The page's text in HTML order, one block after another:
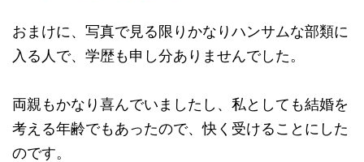
おまけに、写真で見る限りかなりハンサムな部類に
入る人で、学歴も申し分ありませんでした。
両親もかなり喜んでいましたし、私としても結婚を
考える年齢でもあったので、快く受けることにした
のです。